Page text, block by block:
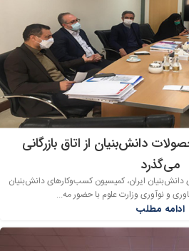
دانش‌بنیان از اتاق بازرگانی
می‌گذرد
ایران، کمیسیون کسب‌وکارهای دانش‌بنیان
و نوآوری وزارت علوم با حضور مه...
ادامه مطلب